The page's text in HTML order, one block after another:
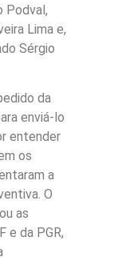
Podval,
Lima e,
Sérgio
da
enviá-lo
entender
os
a
O
as
e da PGR,